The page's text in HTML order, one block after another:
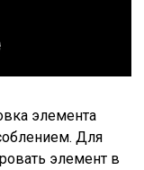
элемента
Для
элемент в